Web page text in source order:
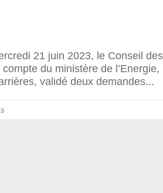
21 juin 2023, le Conseil des
du ministère de l’Energie,
validé deux demandes